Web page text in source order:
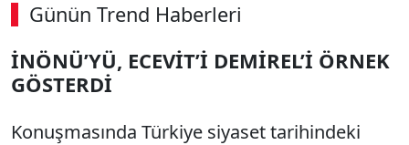
Günün Trend Haberleri
00:02 / 02:14
Sesi Aç
İNÖNÜ’YÜ, ECEVİT’İ DEMİREL’İ ÖRNEK
GÖSTERDİ
Konuşmasında Türkiye siyaset tarihindeki